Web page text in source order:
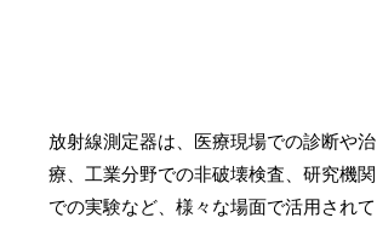
放射線測定器は、医療現場での診断や治
療、工業分野での非破壊検査、研究機関
での実験など、様々な場面で活用されて